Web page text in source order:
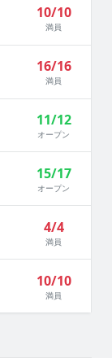
10/10
満員
16/16
満員
11/12
オープン
15/17
オープン
4/4
満員
10/10
満員